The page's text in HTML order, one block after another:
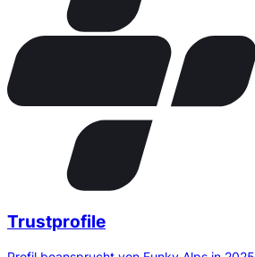
Trustprofile